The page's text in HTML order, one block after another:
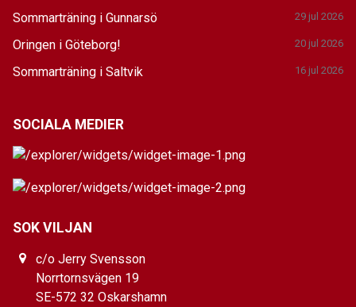
Sommarträning i Gunnarsö 29 jul 2026
Oringen i Göteborg! 20 jul 2026
Sommarträning i Saltvik 16 jul 2026
SOCIALA MEDIER
SOK VILJAN
c/o Jerry Svensson
Norrtornsvägen 19
SE-572 32 Oskarshamn